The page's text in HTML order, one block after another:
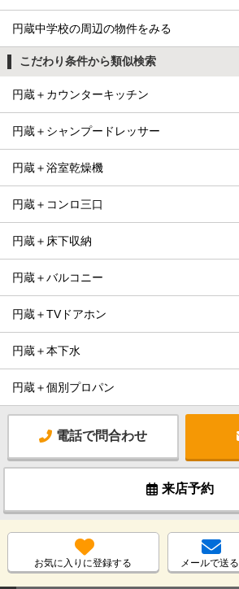
円蔵中学校の周辺の物件をみる
こだわり条件から類似検索
円蔵＋カウンターキッチン
円蔵＋シャンプードレッサー
円蔵＋浴室乾燥機
円蔵＋コンロ三口
円蔵＋床下収納
円蔵＋バルコニー
円蔵＋TVドアホン
円蔵＋本下水
円蔵＋個別プロパン
電話で問合わせ
来店予約
お気に入りに登録する メールで送る